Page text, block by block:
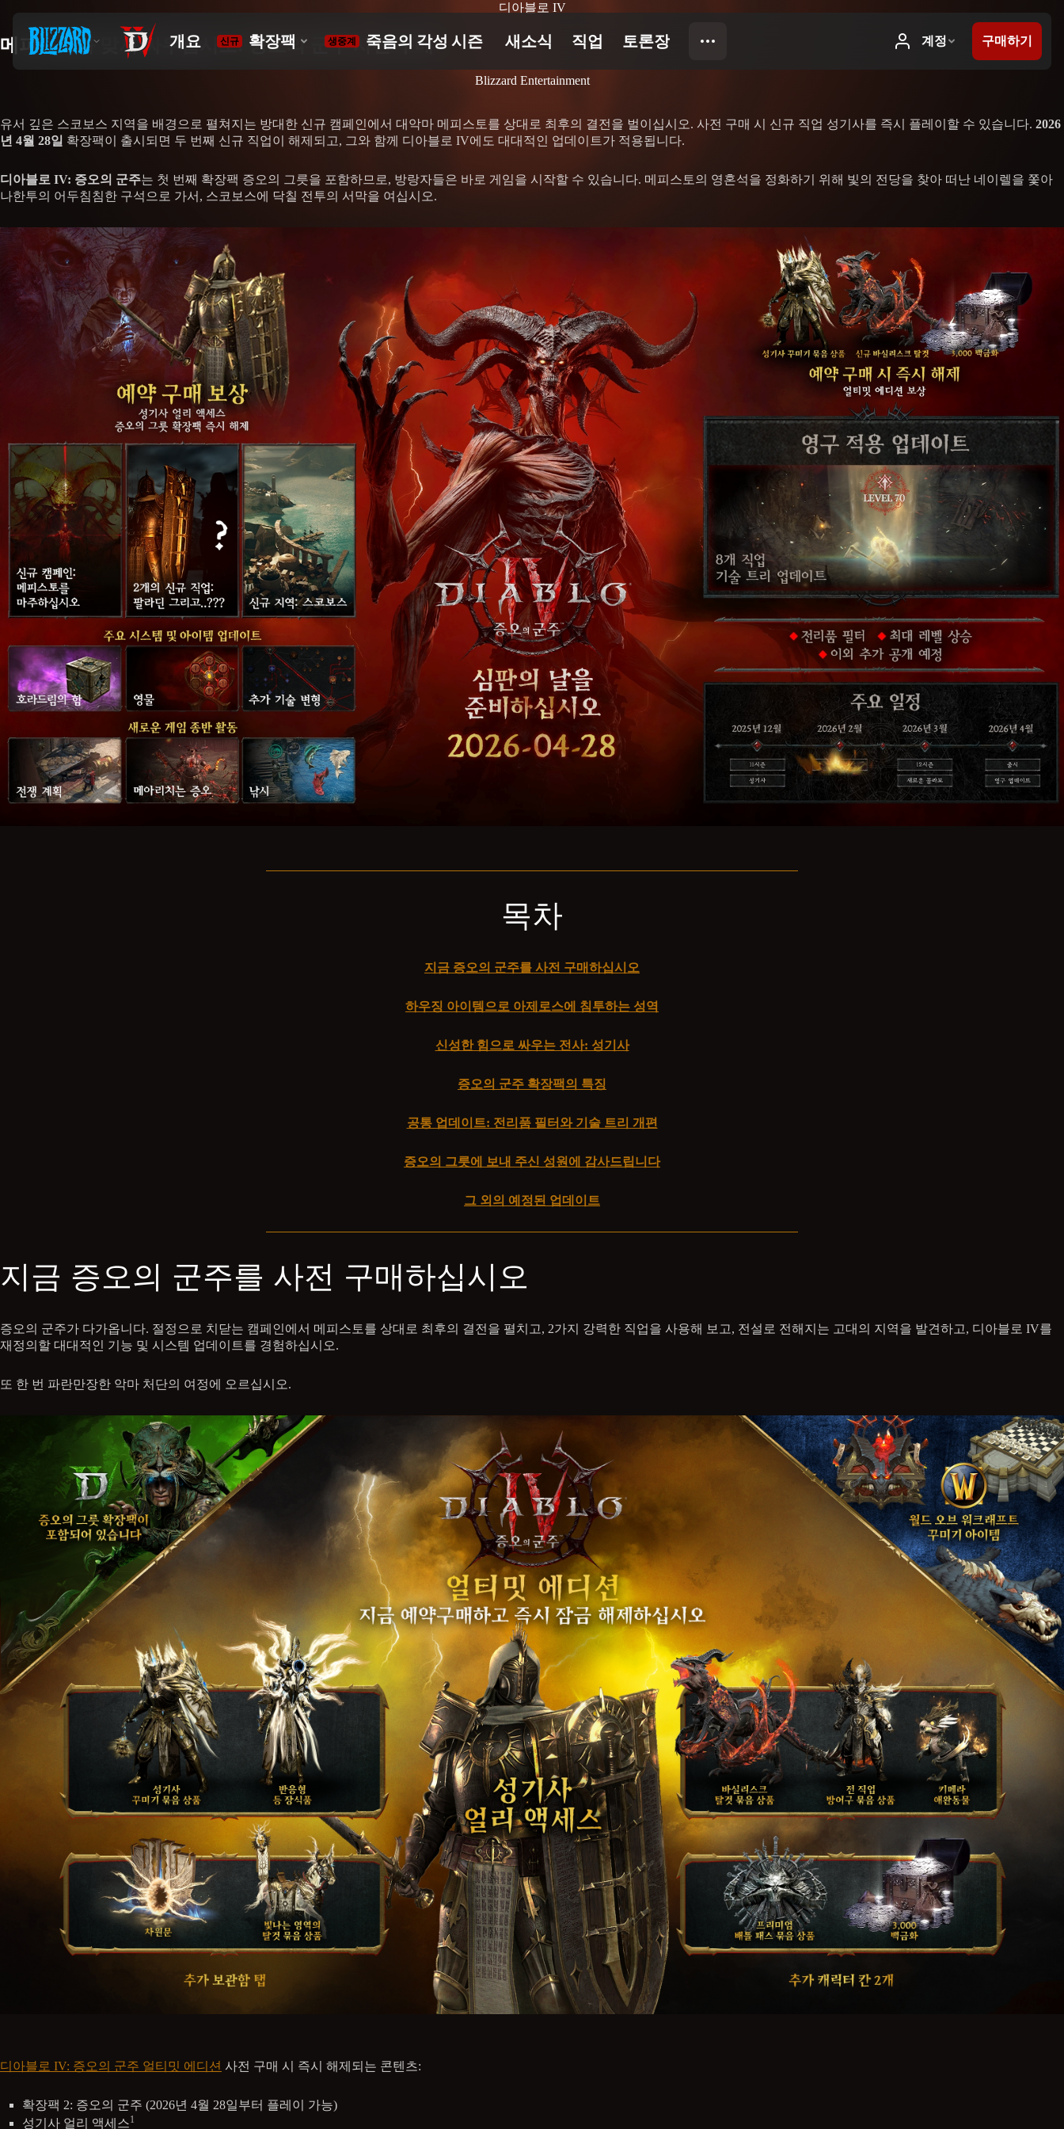
디아블로 IV
메피스토와 맞서 싸우십시오: 증오의 군주 사전 구매
Blizzard Entertainment
유서 깊은 스코보스 지역을 배경으로 펼쳐지는 방대한 신규 캠페인에서 대악마 메피스토를 상대로 최후의 결전을 벌이십시오. 사전 구매 시 신규 직업 성기사를 즉시 플레이할 수 있습니다. 2026
년 4월 28일 확장팩이 출시되면 두 번째 신규 직업이 해제되고, 그와 함께 디아블로 IV에도 대대적인 업데이트가 적용됩니다.
디아블로 IV: 증오의 군주는 첫 번째 확장팩 증오의 그릇을 포함하므로, 방랑자들은 바로 게임을 시작할 수 있습니다. 메피스토의 영혼석을 정화하기 위해 빛의 전당을 찾아 떠난 네이렐을 쫓아
나한투의 어두침침한 구석으로 가서, 스코보스에 닥칠 전투의 서막을 여십시오.
목차
지금 증오의 군주를 사전 구매하십시오
하우징 아이템으로 아제로스에 침투하는 성역
신성한 힘으로 싸우는 전사: 성기사
증오의 군주 확장팩의 특징
공통 업데이트: 전리품 필터와 기술 트리 개편
증오의 그릇에 보내 주신 성원에 감사드립니다
그 외의 예정된 업데이트
지금 증오의 군주를 사전 구매하십시오
증오의 군주가 다가옵니다. 절정으로 치닫는 캠페인에서 메피스토를 상대로 최후의 결전을 펼치고, 2가지 강력한 직업을 사용해 보고, 전설로 전해지는 고대의 지역을 발견하고, 디아블로 IV를
재정의할 대대적인 기능 및 시스템 업데이트를 경험하십시오.
또 한 번 파란만장한 악마 처단의 여정에 오르십시오.
디아블로 IV: 증오의 군주 얼티밋 에디션 사전 구매 시 즉시 해제되는 콘텐츠:
확장팩 2: 증오의 군주 (2026년 4월 28일부터 플레이 가능)
성기사 얼리 액세스1